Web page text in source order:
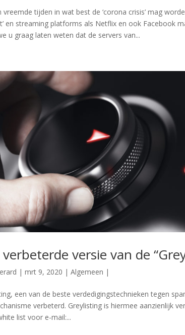
vreemde tijden in wat best de ‘corona crisis’ mag
en streaming platforms als Netflix en ook Facebook
u graag laten weten dat de servers van...
verbeterde versie van de
|mrt 9, 2020 |Algemeen |
een van de beste verdedigingstechnieken tegen
verbeterd. Greylisting is hiermee aanzienlijk
list voor e-mail:...